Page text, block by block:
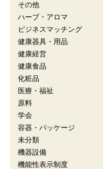
その他
ハーブ・アロマ
ビジネスマッチング
健康器具・用品
健康経営
健康食品
化粧品
医療・福祉
原料
学会
容器・パッケージ
未分類
機器設備
機能性表示制度